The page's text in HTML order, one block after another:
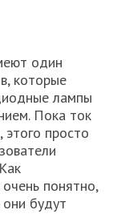
один
которые
лампы
Пока ток
просто
понятно,
будут